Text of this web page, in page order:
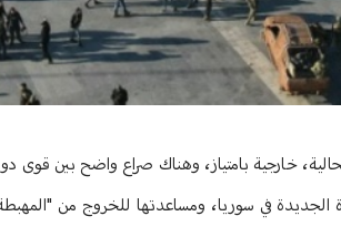
خارجية بامتياز، وهناك صراع واضح بين قوى
في سوريا، ومساعدتها للخروج من